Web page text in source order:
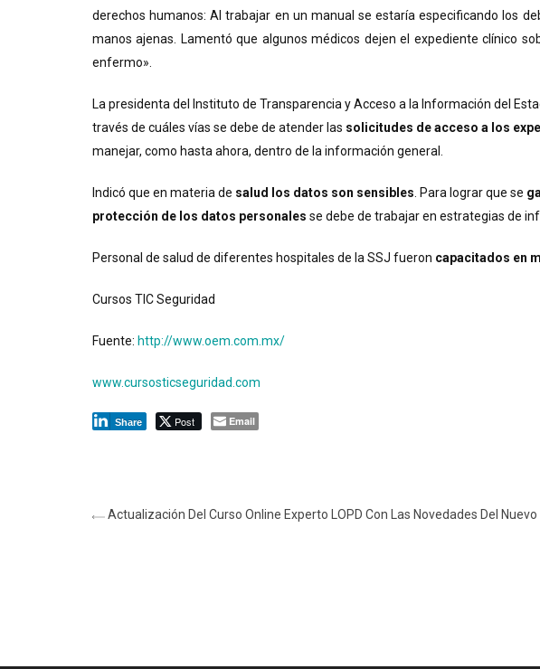
derechos humanos: Al trabajar en un manual se estaría especificando los
manos ajenas. Lamentó que algunos médicos dejen el expediente clínico
enfermo».
La presidenta del Instituto de Transparencia y Acceso a la Información del
través de cuáles vías se debe de atender las solicitudes de acceso a los
manejar, como hasta ahora, dentro de la información general.
Indicó que en materia de salud los datos son sensibles . Para lograr que se
protección de los datos personales se debe de trabajar en estrategias de
Personal de salud de diferentes hospitales de la SSJ fueron capacitados en
Cursos TIC Seguridad
Fuente: http://www.oem.com.mx/
www.cursosticseguridad.com
Share Post Email
Actualización Del Curso Online Experto LOPD Con Las Novedades Del